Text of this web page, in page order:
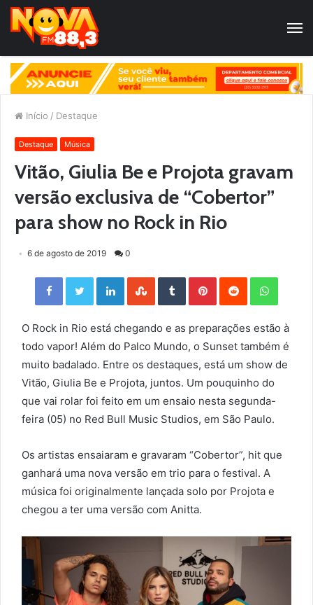
Início / Destaque
Destaque Música
Vitão, Giulia Be e Projota gravam
versão exclusiva de “Cobertor”
para show no Rock in Rio
6 de agosto de 2019 0
Facebook Twitter LinkedIn StumbleUpon Tumblr Pinterest Reddit
O Rock in Rio está chegando e as preparações estão à
todo vapor! Além do Palco Mundo, o Sunset também é
muito badalado. Entre os destaques, está um show de
Vitão, Giulia Be e Projota, juntos. Um pouquinho do
que vai rolar foi feito em um ensaio nesta segunda-
feira (05) no Red Bull Music Studios, em São Paulo.
Os artistas ensaiaram e gravaram “Cobertor”, hit que
ganhará uma nova versão em trio para o festival. A
música foi originalmente lançada solo por Projota e
chegou a ter uma versão com Anitta.